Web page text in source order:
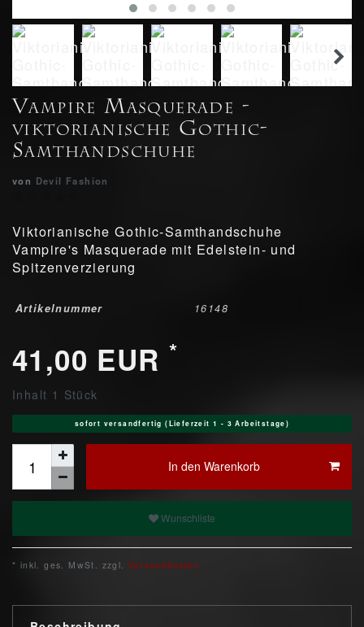
Vampire Masquerade -
viktorianische Gothic-
Samthandschuhe
von Devil Fashion
Viktorianische Gothic-Samthandschuhe
Vampire's Masquerade mit Edelstein- und
Spitzenverzierung
Artikelnummer 16148
41,00 EUR *
Inhalt 1 Stück
sofort versandfertig (Lieferzeit 1 - 3 Arbeitstage)
In den Warenkorb
Wunschliste
* inkl. ges. MwSt. zzgl. Versandkosten